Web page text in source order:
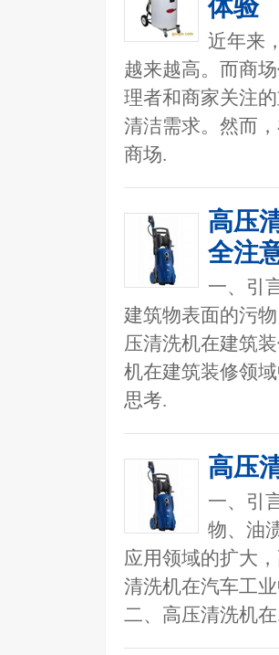
体验
近年来
越来越高。而商
理者和商家关注
清洁需求。然而
商场.
高压
全注
一、引
建筑物表面的污
压清洗机在建筑
机在建筑装修领
思考.
高压
一、引
物、油
应用领域的扩大
清洗机在汽车工
二、高压清洗机